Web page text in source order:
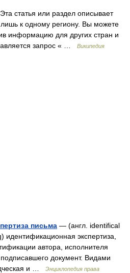
статья или раздел описывает
к одному региону. Вы можете
информацию для других стран и
запрос « …
Википедия
письма — (англ. identifical
идентификационная экспертиза,
автора, исполнителя
подписавшего документ. Видами
и …
Энциклопедия права